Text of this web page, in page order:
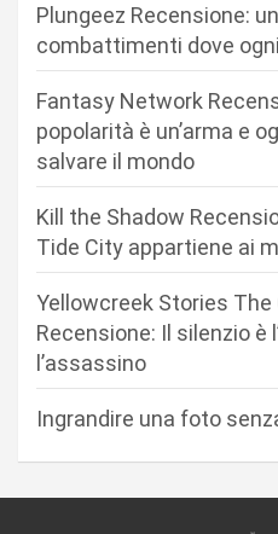
Plungeez Recensione:
combattimenti dove
Fantasy Network
popolarità è un’arma e
salvare il mondo
Kill the Shadow
Tide City appartiene ai
Yellowcreek Stories
Recensione: Il silenzio è
l’assassino
Ingrandire una foto